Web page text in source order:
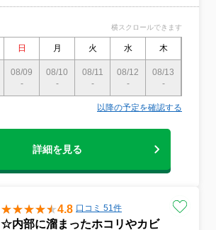
横スクロールできます
日 月 火 水 木
08/09
-
08/10
-
08/11
-
08/12
-
08/13
-
以降の予定を確認する
詳細を見る
4.8 口コミ 51件
☆内部に溜まったホコリやカビ